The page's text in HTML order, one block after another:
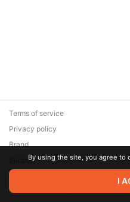
© 2026 Zaya Solutions Limited.
are the property of their
Terms of service
Privacy policy
Brand
SupportBy using the site, you agree to
I